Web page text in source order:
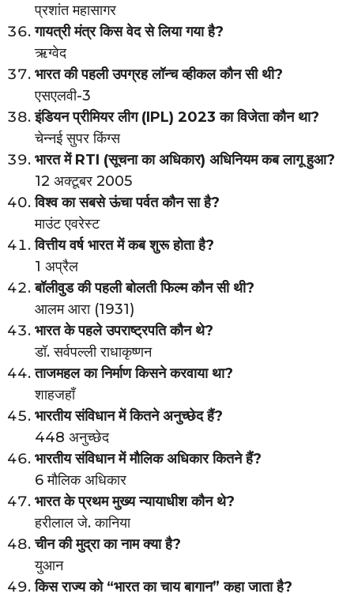
प्रशांत महासागर
गायत्री मंत्र किस वेद से लिया गया है?
ऋग्वेद
भारत की पहली उपग्रह लॉन्च व्हीकल कौन सी थी?
एसएलवी-3
इंडियन प्रीमियर लीग (IPL) 2023 का विजेता कौन था?
चेन्नई सुपर किंग्स
भारत में RTI (सूचना का अधिकार) अधिनियम कब लागू हुआ?
12 अक्टूबर 2005
विश्व का सबसे ऊंचा पर्वत कौन सा है?
माउंट एवरेस्ट
वित्तीय वर्ष भारत में कब शुरू होता है?
1 अप्रैल
बॉलीवुड की पहली बोलती फिल्म कौन सी थी?
आलम आरा (1931)
भारत के पहले उपराष्ट्रपति कौन थे?
डॉ. सर्वपल्ली राधाकृष्णन
ताजमहल का निर्माण किसने करवाया था?
शाहजहाँ
भारतीय संविधान में कितने अनुच्छेद हैं?
448 अनुच्छेद
भारतीय संविधान में मौलिक अधिकार कितने हैं?
6 मौलिक अधिकार
भारत के प्रथम मुख्य न्यायाधीश कौन थे?
हरीलाल जे. कानिया
चीन की मुद्रा का नाम क्या है?
युआन
किस राज्य को “भारत का चाय बागान” कहा जाता है?